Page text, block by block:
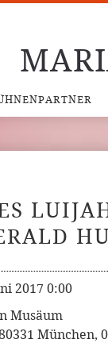
2017 0:00
Musäum
München,